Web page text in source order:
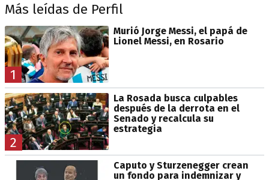
Más leídas de Perfil
1
Murió Jorge Messi, el papá de
Lionel Messi, en Rosario
2
La Rosada busca culpables
después de la derrota en el
Senado y recalcula su
estrategia
Caputo y Sturzenegger crean
un fondo para indemnizar y